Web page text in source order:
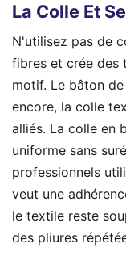
La Colle Et
N'utilisez pas de
fibres et crée des
motif. Le bâton
encore, la colle
alliés. La colle en
uniforme sans
professionnels
veut une
le textile reste
des pliures